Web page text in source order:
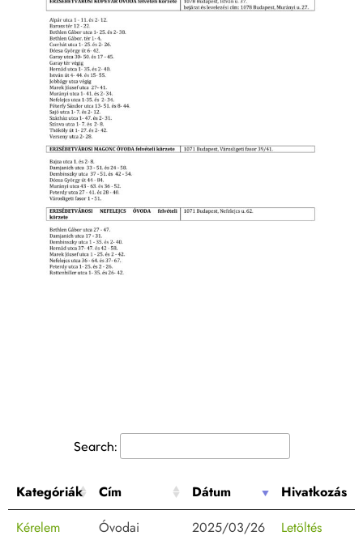
Search:
Kategóriák Cím Dátum
Hivatkozás
Kérelem
Óvodai
2025/03/26 Letöltés